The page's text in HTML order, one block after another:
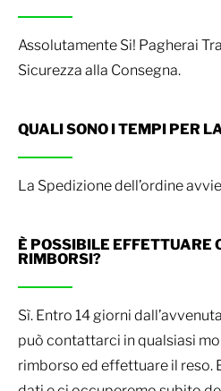
Assolutamente Si! Pagherai
Sicurezza alla Consegna.
QUALI SONO I TEMPI PER
La Spedizione dell’ordine
È POSSIBILE EFFETTUARE
RIMBORSI?
Sì. Entro 14 giorni
può contattarci in qualsiasi
rimborso ed effettuare il reso.